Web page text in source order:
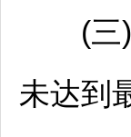
(三)
未达到